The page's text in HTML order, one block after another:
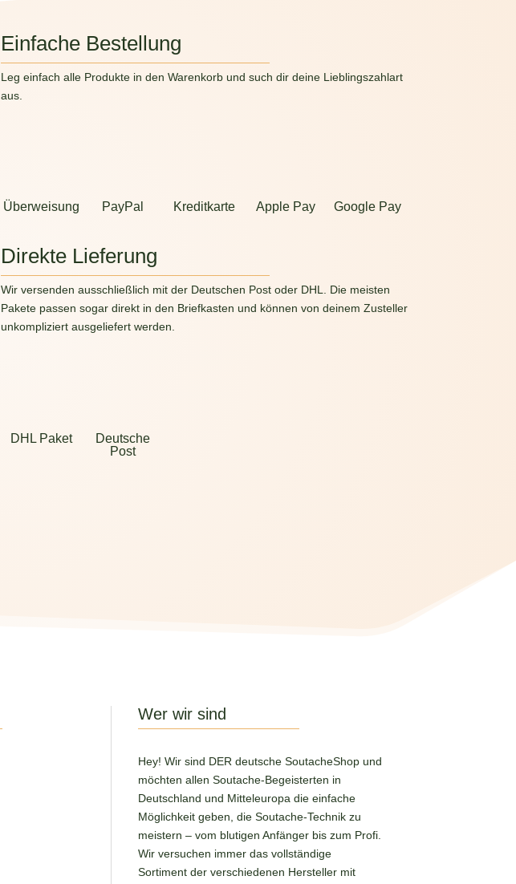
Einfache Bestellung
Leg einfach alle Produkte in den Warenkorb und such dir deine Lieblingszahlart
aus.
Überweisung PayPal Kreditkarte Apple Pay Google Pay
Direkte Lieferung
Wir versenden ausschließlich mit der Deutschen Post oder DHL. Die meisten
Pakete passen sogar direkt in den Briefkasten und können von deinem Zusteller
unkompliziert ausgeliefert werden.
DHL Paket
Deutsche
Post
Wer wir sind
Hey! Wir sind DER deutsche SoutacheShop und
möchten allen Soutache-Begeisterten in
Deutschland und Mitteleuropa die einfache
Möglichkeit geben, die Soutache-Technik zu
meistern – vom blutigen Anfänger bis zum Profi.
Wir versuchen immer das vollständige
Sortiment der verschiedenen Hersteller mit